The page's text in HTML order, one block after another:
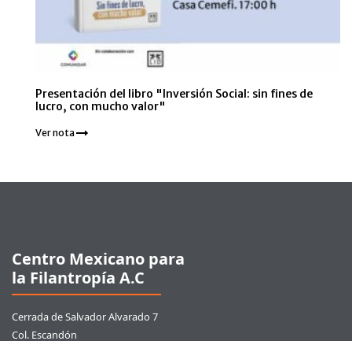
Presentación del libro "Inversión Social: sin fines de
lucro, con mucho valor"
Ver nota
Centro Mexicano para
la Filantropía A.C
Cerrada de Salvador Alvarado 7
Col. Escandón